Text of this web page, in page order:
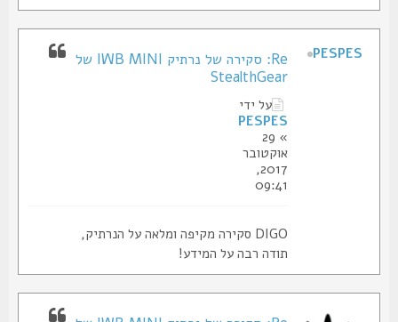
Re: סקירה של נרתיק IWB MINI של
StealthGear
על ידי
PESPES
אוקטובר
2017,
09:41
DIGO סקירה מקיפה ומלאה על הנרתיק,
תודה רבה על המידע!
PESPES